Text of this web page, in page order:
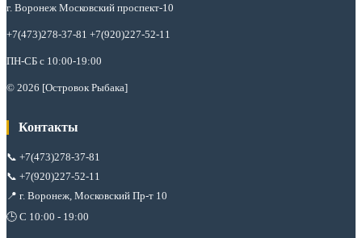
г. Воронеж Московский проспект-10
+7(473)278-37-81 +7(920)227-52-11
ПН-СБ с 10:00-19:00
© 2026 [Островок Рыбака]
Контакты
📞 +7(473)278-37-81
📞 +7(920)227-52-11
📍 г. Воронеж, Московский Пр-т 10
🕒 С 10:00 - 19:00